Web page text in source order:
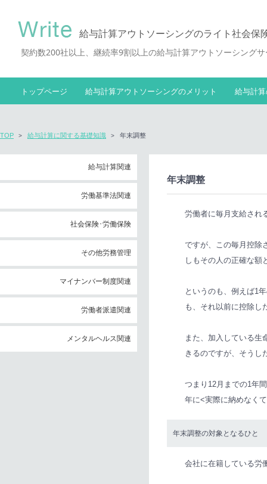
給与計算アウトソーシングのライト社会保
契約数200社以上、継続率9割以上の給与計算アウトソーシング
トップページ 給与計算アウトソーシングのメリット 給与計
TOP 給与計算に関する基礎知識 年末調整
給与計算関連
労働基準法関連
社会保険･労働保険
その他労務管理
マイナンバー制度関連
労働者派遣関連
メンタルヘルス関連
年末調整
労働者に毎月支給され
ですが、この毎月控除
しもその人の正確な額
というのも、例えば1
も、それ以前に控除し
また、加入している生
きるのですが、そうし
つまり12月までの1年
年に<実際に納めなく
年末調整の対象となるひと
会社に在籍している労